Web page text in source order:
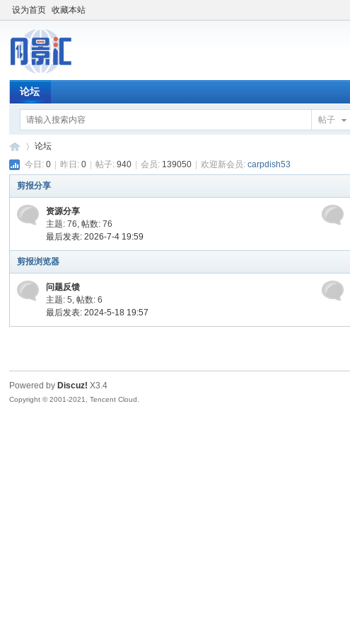
设为首页 收藏本站
论坛
帖子
»
论坛
今日:0 昨日:0 帖子:940 会员: 139050 欢迎新会员:carpdish53
剪报分享
资源分享
主题: 76,帖数: 76
最后发表: 2026-7-4 19:59
剪报浏览器
问题反馈
主题: 5,帖数: 6
最后发表: 2024-5-18 19:57
Powered by Discuz! X3.4
Copyright © 2001-2021, Tencent Cloud.